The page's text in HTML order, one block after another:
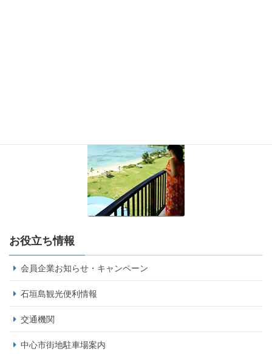
お役立ち情報
会員企業お知らせ・キャンペーン
石垣島観光便利情報
交通機関
中心市街地駐車場案内